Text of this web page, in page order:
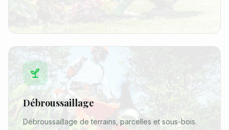
Débroussaillage
Débroussaillage de terrains, parcelles et sous-bois.